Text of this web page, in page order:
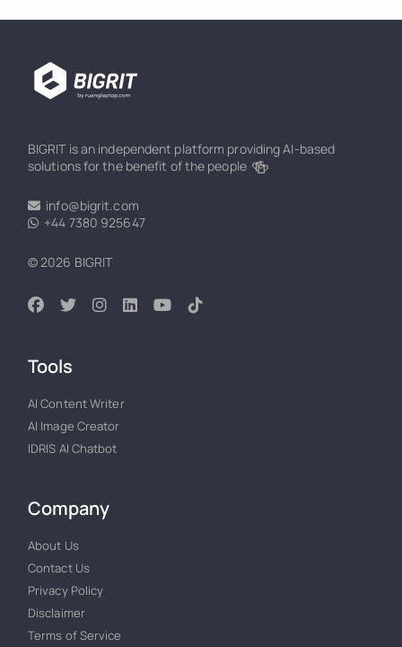
BIGRIT is an independent platform providing AI-based
solutions for the benefit of the people 🍻
info@bigrit.com
+44 7380 925647
© 2026 BIGRIT
Tools
AI Content Writer
AI Image Creator
IDRIS AI Chatbot
Company
About Us
Contact Us
Privacy Policy
Disclaimer
Terms of Service